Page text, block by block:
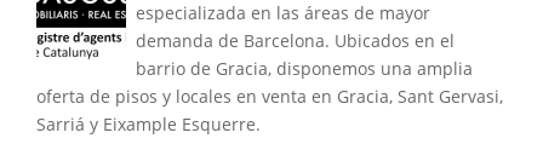
especializada en las áreas de mayor
demanda de Barcelona. Ubicados en el
barrio de Gracia, disponemos una amplia
oferta de pisos y locales en venta en Gracia, Sant Gervasi,
Sarriá y Eixample Esquerre.